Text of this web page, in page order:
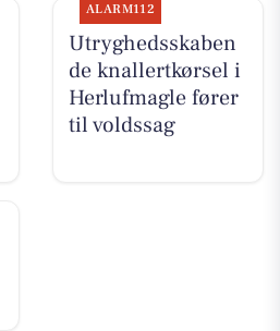
ALARM112
Utryghedsskaben
de knallertkørsel i
Herlufmagle fører
til voldssag